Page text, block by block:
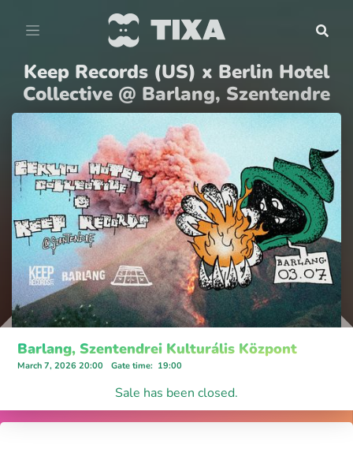
Keep Records (US) x Berlin Hotel
Collective @ Barlang, Szentendre
Barlang, Szentendrei Kulturális Központ
March 7, 2026 20:00 Gate time: 19:00
Sale has been closed.